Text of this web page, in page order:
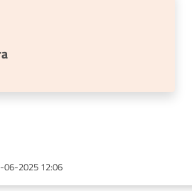
06-2025 12:06